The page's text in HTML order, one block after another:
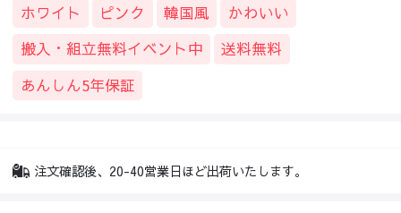
ホワイト
ピンク 韓国風
かわいい
搬入・組立無料イベント中
送料無料
あんしん5年保証
注文確認後、20-40営業日ほど出荷いたします。